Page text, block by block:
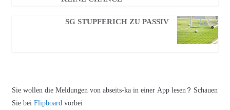
SG STUPFERICH ZU PASSIV
Sie wollen die Meldungen von abseits-ka in einer App lesen? Schauen
Sie beiFlipboardvorbei